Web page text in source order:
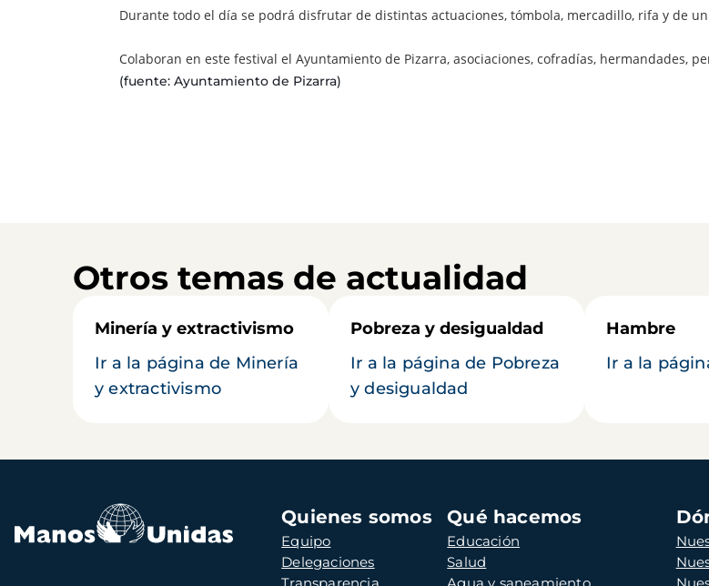
Durante todo el día se podrá disfrutar de distintas actuaciones, tómbola, mercadillo, rifa y de
Colaboran en este festival el Ayuntamiento de Pizarra, asociaciones, cofradías, hermandades,
(fuente: Ayuntamiento de Pizarra)
Otros temas de actualidad
Minería y extractivismo
Ir a la página de Minería
y extractivismo
Pobreza y desigualdad
Ir a la página de Pobreza
y desigualdad
Hambre
Ir a la
Navegación
principal
Quienes somos
Equipo
Delegaciones
Qué hacemos
Educación
Salud